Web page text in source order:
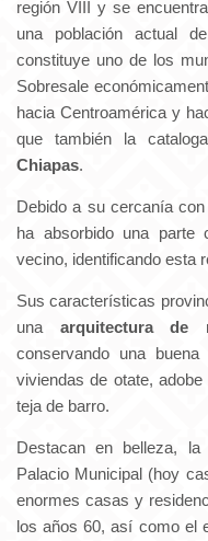
región VIII y se
una población actual
constituye uno de los
Sobresale
hacia Centroamérica y
que también la
Chiapas.
Debido a su cercanía
ha absorbido una parte
vecino, identificando esta
Sus características
una arquitectura de
conservando una
viviendas de otate,
teja de barro.
Destacan en belleza,
Palacio Municipal (hoy
enormes casas y
los años 60, así como el